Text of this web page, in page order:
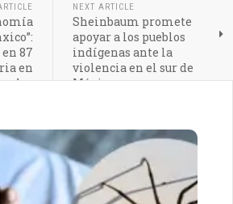
87
en
NEXT ARTICLE
Sheinbaum promete
apoyar a los pueblos
indígenas ante la
violencia en el sur de
México